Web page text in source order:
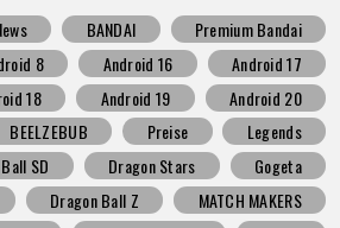
BANDAI
Premium Bandai
8 Android 16
Android 17
18
Android 19
Android 20
BEELZEBUB Preise
Legends
SD Dragon Stars
Gogeta
Dragon Ball Z
MATCH MAKERS